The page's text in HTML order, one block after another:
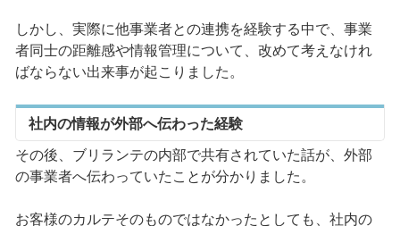
しかし、実際に他事業者との連携を経験する中で、事業
者同士の距離感や情報管理について、改めて考えなけれ
ばならない出来事が起こりました。
社内の情報が外部へ伝わった経験
その後、ブリランテの内部で共有されていた話が、外部
の事業者へ伝わっていたことが分かりました。
お客様のカルテそのものではなかったとしても、社内の